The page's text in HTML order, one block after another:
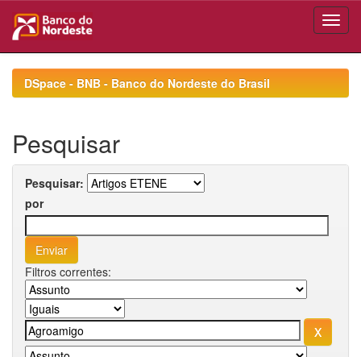
navigationDSpace - BNB - Banco do Nordeste do Brasil
Pesquisar
Pesquisar:
por
Filtros correntes: